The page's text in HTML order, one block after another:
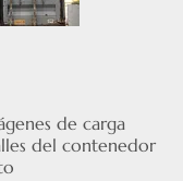
de carga
del contenedor